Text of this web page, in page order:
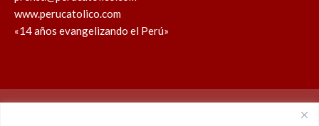
www.perucatolico.com
«14 años evangelizando el Perú»